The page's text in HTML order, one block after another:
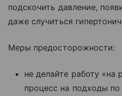
подскочить давление,
даже случиться
Меры предосторожности:
не делайте работу «на
процесс на подходы